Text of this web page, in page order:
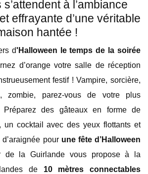
à l’ambiance
effrayante d’une véritable
hantée !
d'Halloween le temps de la soirée
d’orange votre salle de réception
festif ! Vampire, sorcière,
zombie, parez-vous de votre plus
Préparez des gâteaux en forme de
un cocktail avec des yeux flottants et
pour une fête d’Halloween
de la Guirlande vous propose à la
de 10 mètres connectables